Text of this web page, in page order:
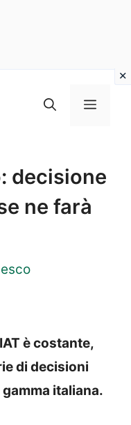
Menu
decisione
ne farà
è costante,
di decisioni
italiana.